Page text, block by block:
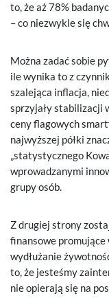
to, że aż 78%
– co niezwykle się
Można zadać sobie
ile wynika to z
szalejąca inflacja,
sprzyjały stabilizacji
ceny flagowych
najwyższej półki
„statystycznego
wprowadzanymi
grupy osób.
Z drugiej strony
finansowe promujące
wydłużanie
to, że jesteśmy
nie opierają się na